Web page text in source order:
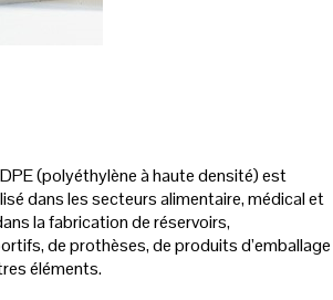
(polyéthylène à haute densité) est
dans les secteurs alimentaire, médical et
la fabrication de réservoirs,
de prothèses, de produits d’emballage
éléments.